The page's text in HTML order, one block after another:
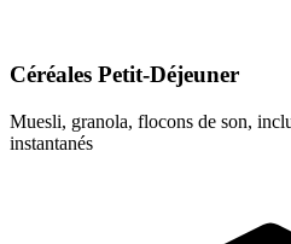
Céréales Petit-Déjeuner
Muesli, granola, flocons de son,
instantanés